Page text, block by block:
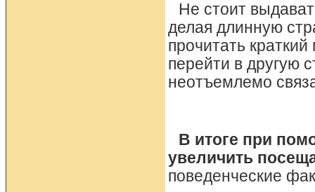
Не стоит
делая длинную
прочитать
перейти в другую
неотъемлемо
В итоге при
увеличить
поведенческие